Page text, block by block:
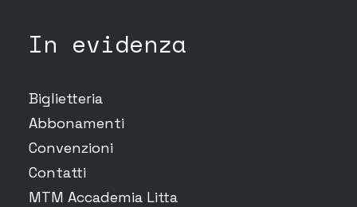
In evidenza
Biglietteria
Abbonamenti
Convenzioni
Contatti
MTM Accademia Litta